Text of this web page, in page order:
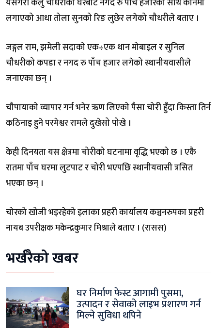
यसैगरी कैलु चौधरीको घरबाट नगद रु पाँच हजारका साथै कानमा
लगाएको आधा तोला सुनको रिङ लुछेर लगेको चौधरीले बताए ।
जङ्गल राम, झमेली सदाको एक÷एक थान मोबाइल र सुनिल
चौधरीको कपडा र नगद रु पाँच हजार लगेको स्थानीयवासीले
जनाएका छन् ।
चौपायाको व्यापार गर्न भनेर ऋण लिएको पैसा चोरी हुँदा किस्ता तिर्न
कठिनाइ हुने परमेश्वर रामले दुखेसो पोखे ।
केही दिनयता यस क्षेत्रमा चोरीको घटनामा वृद्धि भएको छ । एकै
रातमा पाँच घरमा लुटपाट र चोरी भएपछि स्थानीयवासी त्रसित
भएका छन् ।
चोरको खोजी भइरहेको इलाका प्रहरी कार्यालय कञ्चनरुपका प्रहरी
नायब उपरीक्षक मकेन्द्रकुमार मिश्राले बताए । (रासस)
भर्खरैको खबर
घर निर्माण फेस्ट आगामी पुसमा,
उत्पादन र सेवाको लाइभ प्रशारण गर्न
मिल्ने सुविधा थपिने